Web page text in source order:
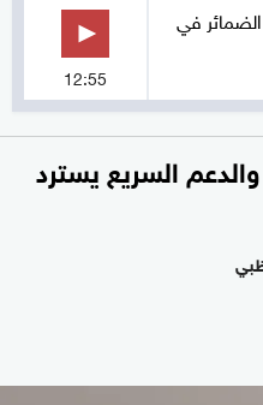
في
12:55
السريع يسترد